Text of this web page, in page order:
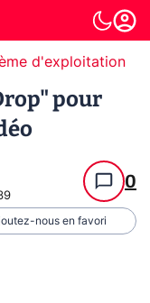
d'exploitation
pour
0
nous en favori